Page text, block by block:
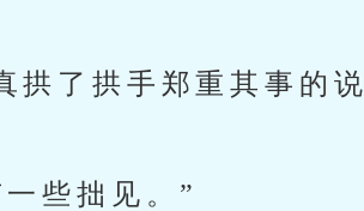
拱了拱手郑重其事的说
些拙见。”